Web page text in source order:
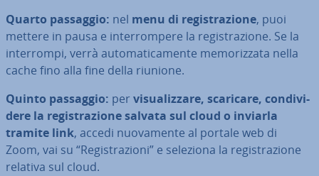
Quarto passaggio: nel menu di re­gi­stra­zio­ne, puoi
mettere in pausa e in­ter­rom­pe­re la re­gi­stra­zio­ne. Se la
in­ter­rom­pi, verrà au­to­ma­ti­ca­men­te me­mo­riz­za­ta nella
cache fino alla fine della riunione.
Quinto passaggio: per vi­sua­liz­za­re, scaricare, con­di­vi­
de­re la re­gi­stra­zio­ne salvata sul cloud o inviarla
tramite link, accedi nuo­va­men­te al portale web di
Zoom, vai su “Re­gi­stra­zio­ni” e seleziona la re­gi­stra­zio­ne
relativa sul cloud.